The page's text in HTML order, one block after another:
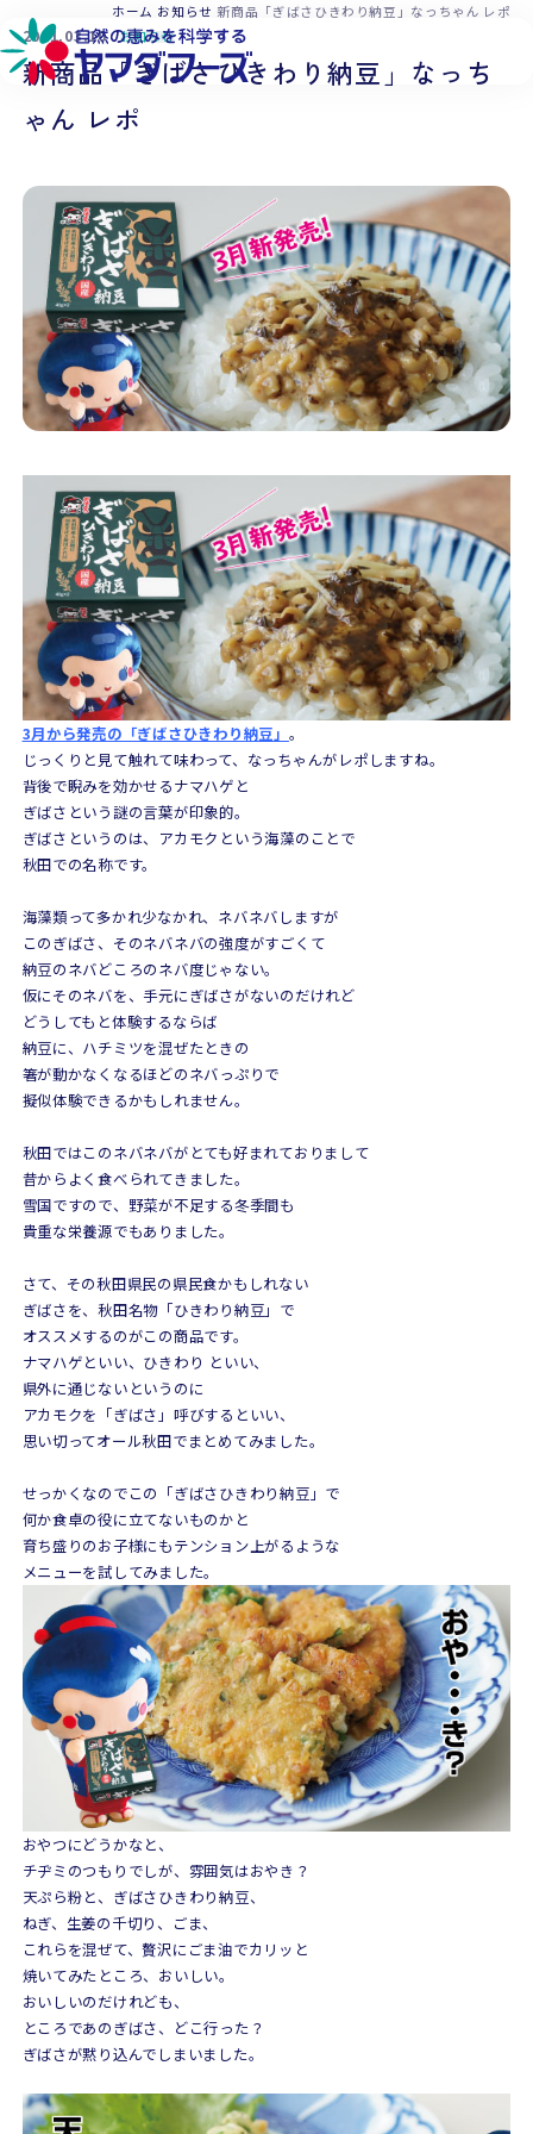
本文へ移動 ホーム お知らせ 新商品「ぎばさひきわり納豆」なっちゃん レポ
2021.03.10 お知らせ
新商品「ぎばさひきわり納豆」なっち
ゃん レポ
3月から発売の「ぎばさひきわり納豆」 。
じっくりと見て触れて味わって、なっちゃんがレポしますね。
背後で睨みを効かせるナマハゲと
ぎばさという謎の言葉が印象的。
ぎばさというのは、アカモクという海藻のことで
秋田での名称です。
海藻類って多かれ少なかれ、ネバネバしますが
このぎばさ、そのネバネバの強度がすごくて
納豆のネバどころのネバ度じゃない。
仮にそのネバを、手元にぎばさがないのだけれど
どうしてもと体験するならば
納豆に、ハチミツを混ぜたときの
箸が動かなくなるほどのネバっぷりで
擬似体験できるかもしれません。
秋田ではこのネバネバがとても好まれておりまして
昔からよく食べられてきました。
雪国ですので、野菜が不足する冬季間も
貴重な栄養源でもありました。
さて、その秋田県民の県民食かもしれない
ぎばさを、秋田名物「ひきわり納豆」で
オススメするのがこの商品です。
ナマハゲといい、ひきわり といい、
県外に通じないというのに
アカモクを「ぎばさ」呼びするといい、
思い切ってオール秋田でまとめてみました。
せっかくなのでこの「ぎばさひきわり納豆」で
何か食卓の役に立てないものかと
育ち盛りのお子様にもテンション上がるような
メニューを試してみました。
おやつにどうかなと、
チヂミのつもりでしが、雰囲気はおやき？
天ぷら粉と、ぎばさひきわり納豆、
ねぎ、生姜の千切り、ごま、
これらを混ぜて、贅沢にごま油でカリッと
焼いてみたところ、おいしい。
おいしいのだけれども、
ところであのぎばさ、どこ行った？
ぎばさが黙り込んでしまいました。